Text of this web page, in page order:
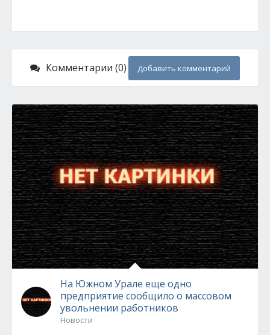
Комментарии (0) Добавить комментарий
На Южном Урале еще одно
предприятие сообщило о массовом
увольнении работников
Новости